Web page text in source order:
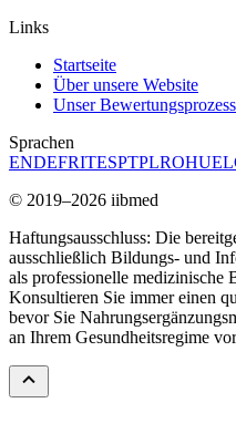
Links
Startseite
Über unsere Website
Unser Bewertungsprozess
Sprachen
ENDEFRITESPTPLROHUEL
© 2019–2026 iibmed
Haftungsausschluss: Die
ausschließlich Bildungs- und
als professionelle medizinische
Konsultieren Sie immer einen
bevor Sie
an Ihrem Gesundheitsregime